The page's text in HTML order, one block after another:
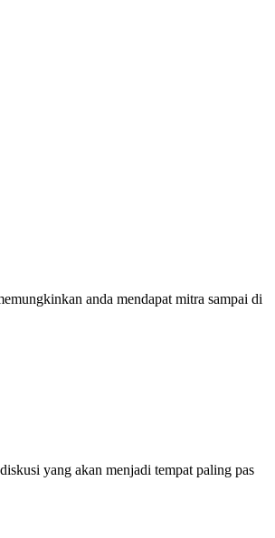
anda mendapat mitra sampai di
yang akan menjadi tempat paling pas